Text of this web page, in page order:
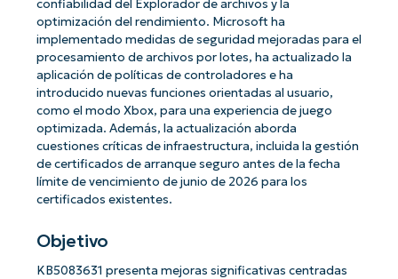
confiabilidad del Explorador de archivos y la
optimización del rendimiento. Microsoft ha
implementado medidas de seguridad mejoradas para el
procesamiento de archivos por lotes, ha actualizado la
aplicación de políticas de controladores e ha
introducido nuevas funciones orientadas al usuario,
como el modo Xbox, para una experiencia de juego
optimizada. Además, la actualización aborda
cuestiones críticas de infraestructura, incluida la gestión
de certificados de arranque seguro antes de la fecha
límite de vencimiento de junio de 2026 para los
certificados existentes.
Objetivo
KB5083631 presenta mejoras significativas centradas